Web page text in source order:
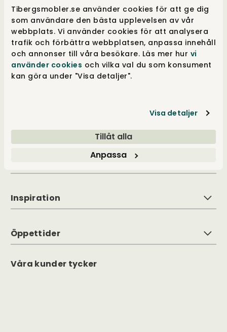
Tibergsmobler.se använder cookies för att ge dig
som användare den bästa upplevelsen av vår
webbplats. Vi använder cookies för att analysera
trafik och förbättra webbplatsen, anpassa innehåll
och annonser till våra besökare. Läs mer hur vi
använder cookies och vilka val du som konsument
kan göra under "Visa detaljer".
Visa detaljer
Tillåt alla
Anpassa
Tibergs Möbler har funnits på Bangatan 19 i
Majorna, Göteborg sedan 1923 och är idag
stolta över att sälja och leverera möbler till
hela Sverige. Med 3.000 m² fördelat på fem
våningar, är vår butik fylld med alltifrån
sängar, till förvaringslösningar och
Inspiration
Öppettider
Våra kunder tycker